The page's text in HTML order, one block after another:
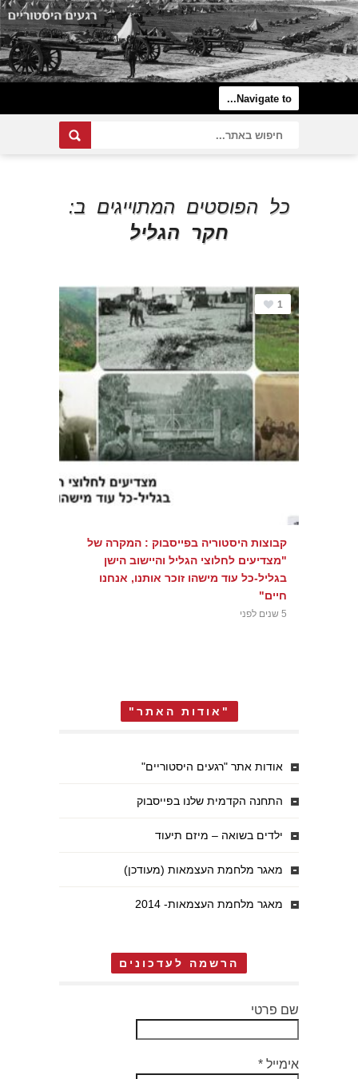
כל הפוסטים המתוייגים ב:
חקר הגליל
1
קבוצות היסטוריה בפייסבוק : המקרה של
"מצדיעים לחלוצי הגליל והיישוב הישן
בגליל-כל עוד מישהו זוכר אותנו, אנחנו
חיים"
5 שנים לפני
"אודות האתר"
אודות אתר "רגעים היסטוריים"
התחנה הקדמית שלנו בפייסבוק
ילדים בשואה – מיזם תיעוד
מאגר מלחמת העצמאות (מעודכן)
מאגר מלחמת העצמאות- 2014
הרשמה לעדכונים
שם פרטי
אימייל *